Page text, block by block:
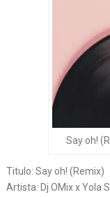
Say oh!
Titulo: Say oh! (Remix)
Artista: Dj OMix x Yola